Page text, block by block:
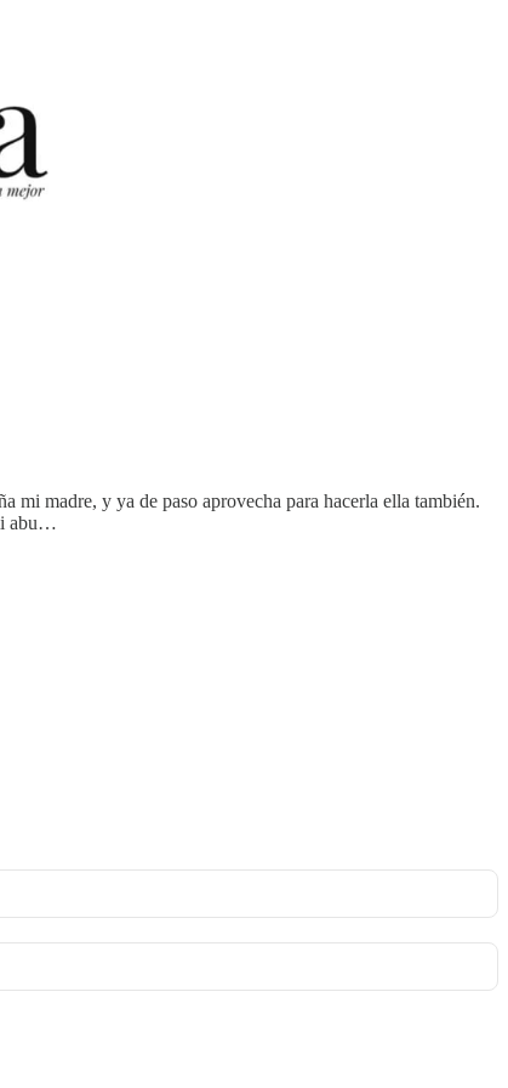
mi madre, y ya de paso aprovecha para hacerla ella también.
abu…